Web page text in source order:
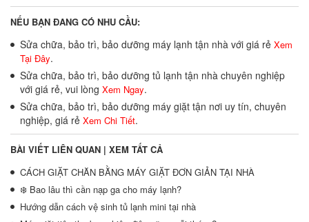
NẾU BẠN ĐANG CÓ NHU CẦU:
Sửa chữa, bảo trì, bảo dưỡng máy lạnh tận nhà với giá rẻ Xem
Tại Đây.
Sửa chữa, bảo trì, bảo dưỡng tủ lạnh tận nhà chuyên nghiệp
với giá rẻ, vui lòng Xem Ngay.
Sửa chữa, bảo trì, bảo dưỡng máy giặt tận nơi uy tín, chuyên
nghiệp, giá rẻ Xem Chi Tiết.
BÀI VIẾT LIÊN QUAN | XEM TẤT CẢ
CÁCH GIẶT CHĂN BẰNG MÁY GIẶT ĐƠN GIẢN TẠI NHÀ
❄️ Bao lâu thì cần nạp ga cho máy lạnh?
Hướng dẫn cách vệ sinh tủ lạnh mini tại nhà